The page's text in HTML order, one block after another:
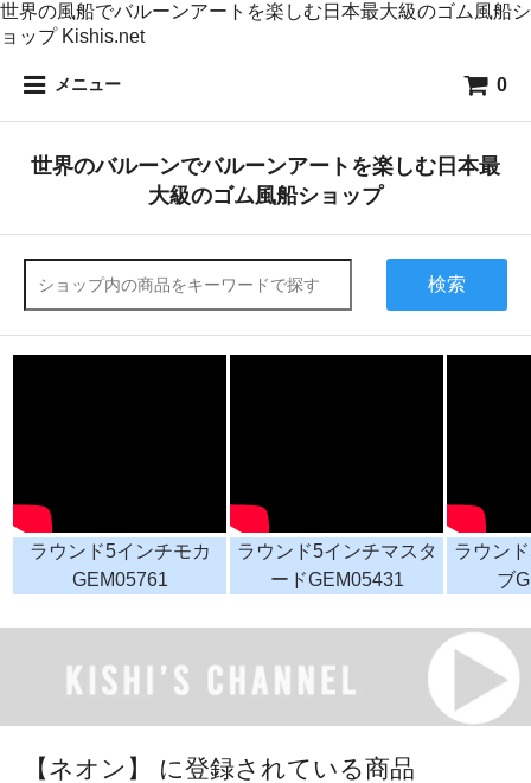
世界の風船でバルーンアートを楽しむ日本最大級のゴム風船シ
ョップ Kishis.net
メニュー 0
世界のバルーンでバルーンアートを楽しむ日本最
大級のゴム風船ショップ
検索
ラウンド5インチモカ
GEM05761
ラウンド5インチマスタ
ードGEM05431
ラウン
ブ
【ネオン】 に登録されている商品